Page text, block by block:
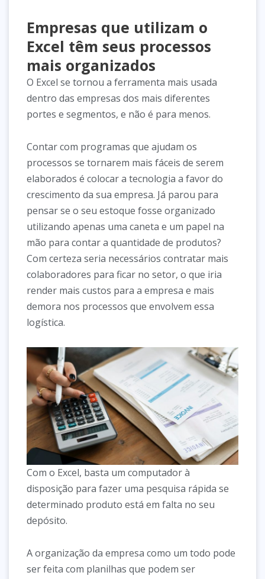
Empresas que utilizam o
Excel têm seus processos
mais organizados
O Excel se tornou a ferramenta mais usada
dentro das empresas dos mais diferentes
portes e segmentos, e não é para menos.
Contar com programas que ajudam os
processos se tornarem mais fáceis de serem
elaborados é colocar a tecnologia a favor do
crescimento da sua empresa. Já parou para
pensar se o seu estoque fosse organizado
utilizando apenas uma caneta e um papel na
mão para contar a quantidade de produtos?
Com certeza seria necessários contratar mais
colaboradores para ficar no setor, o que iria
render mais custos para a empresa e mais
demora nos processos que envolvem essa
logística.
Com o Excel, basta um computador à
disposição para fazer uma pesquisa rápida se
determinado produto está em falta no seu
depósito.
A organização da empresa como um todo pode
ser feita com planilhas que podem ser